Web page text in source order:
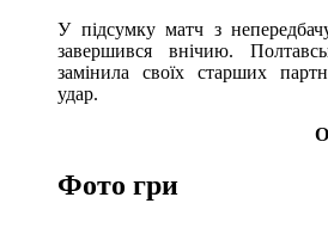
У підсумку матч з
завершився внічию.
замінила своїх старших
удар.
Фото гри